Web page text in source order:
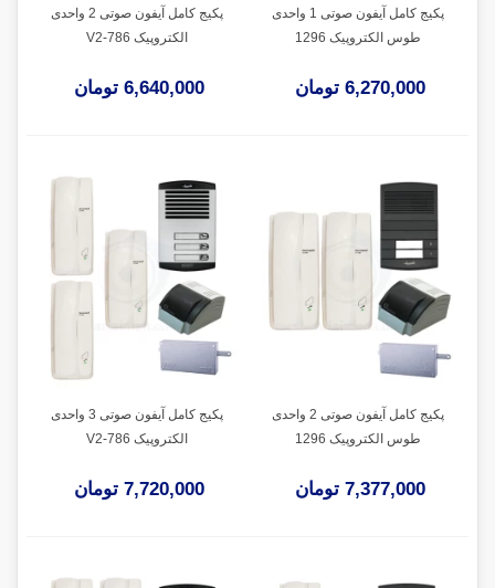
پکیج کامل آیفون صوتی 1 واحدی
طوس الکتروپیک 1296
6,270,000 تومان
پکیج کامل آیفون صوتی 2 واحدی
الکتروپیک V2-786
6,640,000 تومان
پکیج کامل آیفون صوتی 2 واحدی
طوس الکتروپیک 1296
7,377,000 تومان
پکیج کامل آیفون صوتی 3 واحدی
الکتروپیک V2-786
7,720,000 تومان